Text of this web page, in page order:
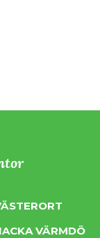
VÄRMDÖ